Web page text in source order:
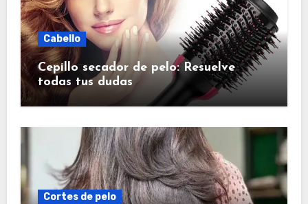
Cabello
Cepillo secador de pelo: Resuelve
todas tus dudas
Cortes de pelo